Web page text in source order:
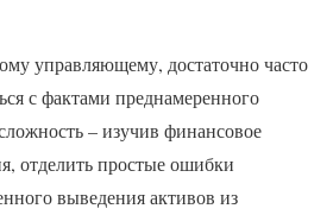
управляющему, достаточно часто
с фактами преднамеренного
– изучив финансовое
отделить простые ошибки
выведения активов из